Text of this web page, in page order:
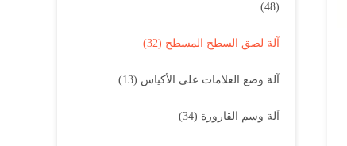
(48)
آلة لصق السطح المسطح (32)
آلة وضع العلامات على الأكياس (13)
آلة وسم القارورة (34)